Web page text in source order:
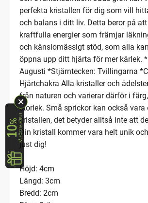
perfekta kristallen för dig som vill
och balans i ditt liv. Detta beror på
kraftfulla energier som främjar
och känslomässigt stöd, som alla
öppna upp ditt hjärta för mer kärlek.
Augusti *Stjärntecken: Tvillingarna
Hjärtchakra Alla kristaller och
från naturen och varierar därför i
storlek. Små sprickor kan också vara
kristallen, det betyder alltså inte att
Din kristall kommer vara helt unik
just dig!
Höjd: 4cm
Längd: 3cm
Bredd: 2cm